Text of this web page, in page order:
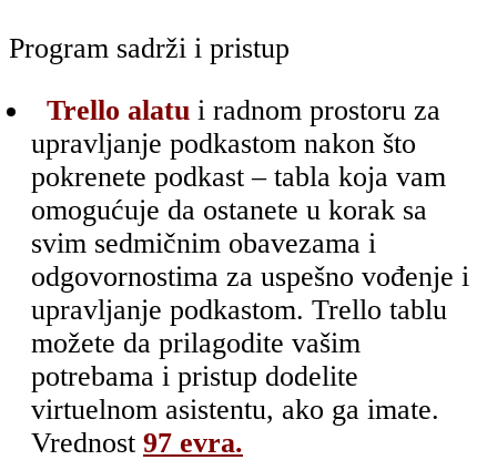
Program sadrži i pristup
Trello alatu i radnom prostoru za
upravljanje podkastom nakon što
pokrenete podkast – tabla koja vam
omogućuje da ostanete u korak sa
svim sedmičnim obavezama i
odgovornostima za uspešno vođenje i
upravljanje podkastom. Trello tablu
možete da prilagodite vašim
potrebama i pristup dodelite
virtuelnom asistentu, ako ga imate.
Vrednost 97 evra.